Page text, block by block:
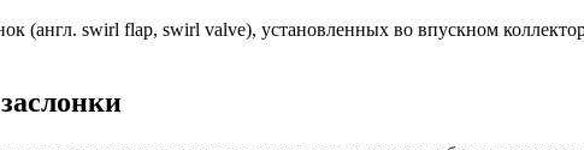
(англ. swirl flap, swirl valve), установленных во впускном